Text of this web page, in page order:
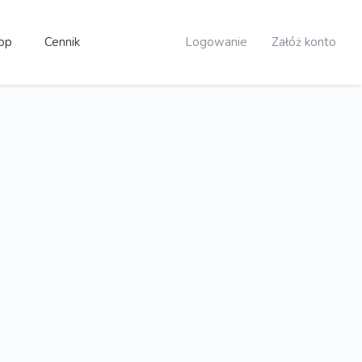
Cennik Logowanie Załóż konto